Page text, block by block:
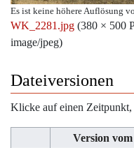
Es ist keine höhere Auflösung
WK_2281.jpg (380 × 500
image/jpeg)
Dateiversionen
Klicke auf einen Zeitpunkt,
Version vom